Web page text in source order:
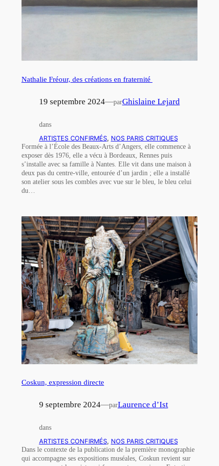
Nathalie Fréour, des créations en fraternité
19 septembre 2024—parGhislaine Lejard
dans
ARTISTES CONFIRMÉS, NOS PARIS CRITIQUES
Formée à l’École des Beaux-Arts d’Angers, elle commence à
exposer dès 1976, elle a vécu à Bordeaux, Rennes puis
s’installe avec sa famille à Nantes. Elle vit dans une maison à
deux pas du centre-ville, entourée d’un jardin ; elle a installé
son atelier sous les combles avec vue sur le bleu, le bleu celui
du…
Coskun, expression directe
9 septembre 2024—parLaurence d’Ist
dans
ARTISTES CONFIRMÉS, NOS PARIS CRITIQUES
Dans le contexte de la publication de la première monographie
qui accompagne ses expositions muséales, Coskun revient sur